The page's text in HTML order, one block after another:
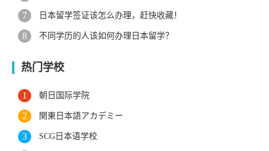
日本留学签证该怎么办理，赶快收藏！
不同学历的人该如何办理日本留学？
热门学校
朝日国际学院
関東日本語アカデミー
SCG日本语学校